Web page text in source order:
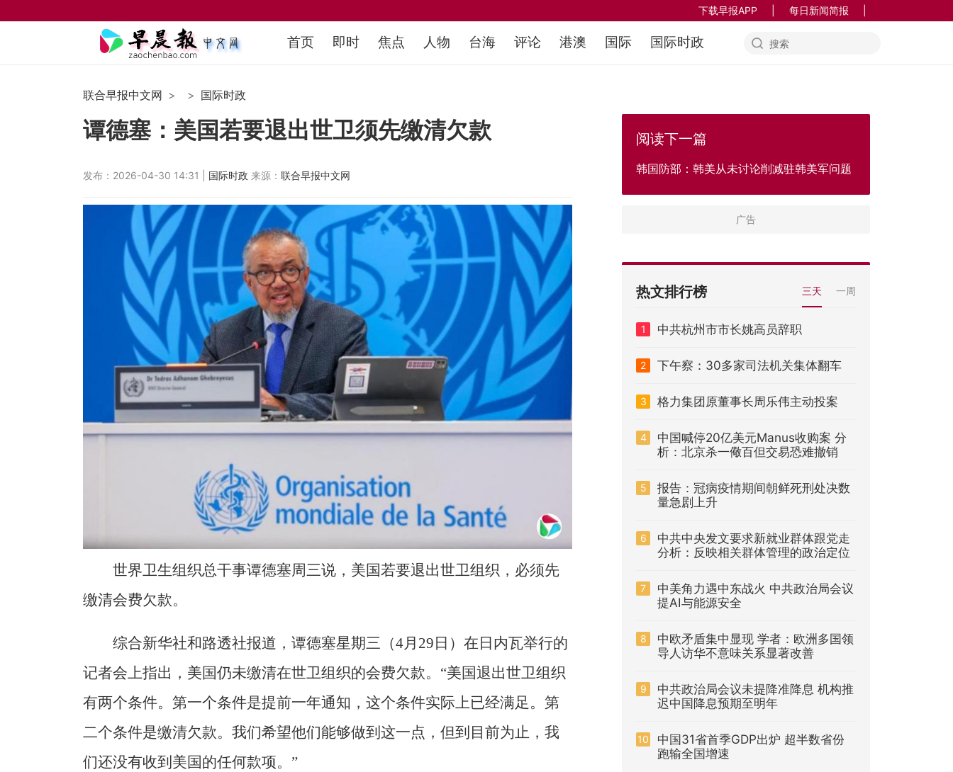
下载早报APP 每日新闻简报
首页 即时 焦点 人物 台海 评论 港澳 国际 国际时政
联合早报中文网 国际时政
谭德塞：美国若要退出世卫须先缴清欠款
发布：2026-04-30 14:31 | 国际时政 来源： 联合早报中文网
世界卫生组织总干事谭德塞周三说，美国若要退出世卫组织，必须先
缴清会费欠款。
综合新华社和路透社报道，谭德塞星期三（4月29日）在日内瓦举行的
记者会上指出，美国仍未缴清在世卫组织的会费欠款。“美国退出世卫组织
有两个条件。第一个条件是提前一年通知，这个条件实际上已经满足。第
二个条件是缴清欠款。我们希望他们能够做到这一点，但到目前为止，我
们还没有收到美国的任何款项。”
阅读下一篇
韩国防部：韩美从未讨论削减驻韩美军问题
热文排行榜 三天 一周
1 中共杭州市市长姚高员辞职
2 下午察：30多家司法机关集体翻车
3 格力集团原董事长周乐伟主动投案
4
中国喊停20亿美元Manus收购案 分
析：北京杀一儆百但交易恐难撤销
5
报告：冠病疫情期间朝鲜死刑处决数
量急剧上升
6
中共中央发文要求新就业群体跟党走
分析：反映相关群体管理的政治定位
7
中美角力遇中东战火 中共政治局会议
提AI与能源安全
8
中欧矛盾集中显现 学者：欧洲多国领
导人访华不意味关系显著改善
9
中共政治局会议未提降准降息 机构推
迟中国降息预期至明年
10
中国31省首季GDP出炉 超半数省份
跑输全国增速